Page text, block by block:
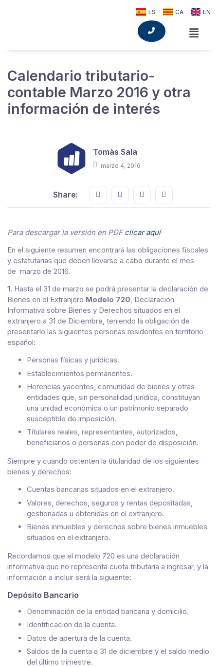
ES CA EN
Calendario tributario-
contable Marzo 2016 y otra
información de interés
Tomàs Sala
marzo 4, 2016
Share: Share this on FaceBook
Share this on Twitter
Share this on GMail
Share this on
Para descargar la versión en PDFclicar aquí
En el siguiente resumen encontrará las obligaciones fiscales
y estatutarias que deben llevarse a cabo durante el mes
de marzo de 2016.
1. Hasta el 31 de marzo se podrá presentar la declaración de
Bienes en el Extranjero Modelo 720, Declaración
Informativa sobre Bienes y Derechos situados en el
extranjero a 31 de Diciembre, teniendo la obligación de
presentarlo las siguientes personas residentes en territorio
español:
Personas físicas y jurídicas.
Establecimientos permanentes.
Herencias yacentes, comunidad de bienes y otras
entidades que, sin personalidad jurídica, constituyan
una unidad económica o un patrimonio separado
susceptible de imposición.
Titulares reales, representantes, autorizados,
beneficiarios o personas con poder de disposición.
Siempre y cuando ostenten la titularidad de los siguientes
bienes y derechos:
Cuentas bancarias situados en el extranjero.
Valores, derechos, seguros y rentas depositadas,
gestionadas u obtenidas en el extranjero.
Bienes inmuebles y derechos sobre bienes inmuebles
situados en el extranjero.
Recordamos que el modelo 720 es una declaración
informativa que no representa cuota tributaria a ingresar, y la
información a incluir será la siguiente:
Depósito Bancario
Denominación de la entidad bancaria y domicilio.
Identificación de la cuenta.
Datos de apertura de la cuenta.
Saldos de la cuenta a 31 de diciembre y el saldo medio
del último trimestre.